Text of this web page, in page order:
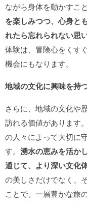
ながら身体を動かすこ
を楽しみつつ、心身と
れたら忘れられない思
体験は、冒険心をくす
機会にもなります。
地域の文化に興味を持
さらに、地域の文化や
訪れる価値があります
の人々によって大切に
す。 湧水の恵みを活か
通じて、より深い文化
の美しさだけでなく、
ことで、一層豊かな旅